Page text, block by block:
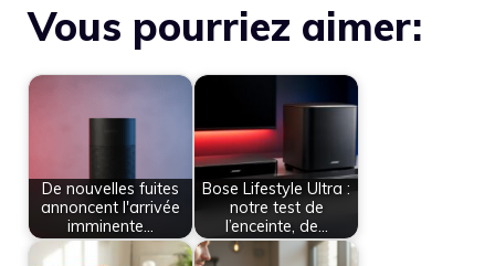
Vous pourriez aimer:
De nouvelles fuites
annoncent l'arrivée
imminente…
Bose Lifestyle Ultra :
notre test de
l’enceinte, de…